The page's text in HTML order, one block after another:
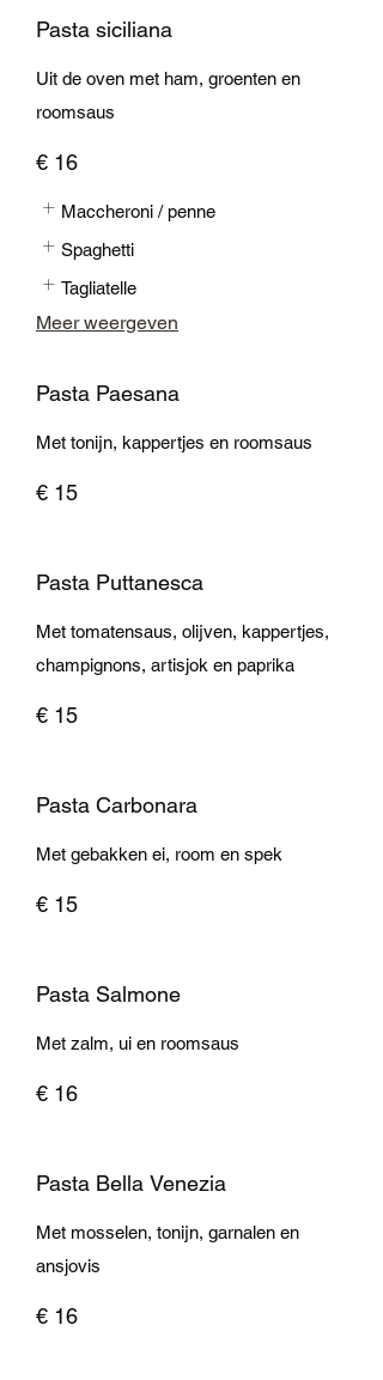
Pasta siciliana
Uit de oven met ham, groenten en
roomsaus
€ 16
Maccheroni / penne
Spaghetti
Tagliatelle
Meer weergeven
Pasta Paesana
Met tonijn, kappertjes en roomsaus
€ 15
Pasta Puttanesca
Met tomatensaus, olijven, kappertjes,
champignons, artisjok en paprika
€ 15
Pasta Carbonara
Met gebakken ei, room en spek
€ 15
Pasta Salmone
Met zalm, ui en roomsaus
€ 16
Pasta Bella Venezia
Met mosselen, tonijn, garnalen en
ansjovis
€ 16